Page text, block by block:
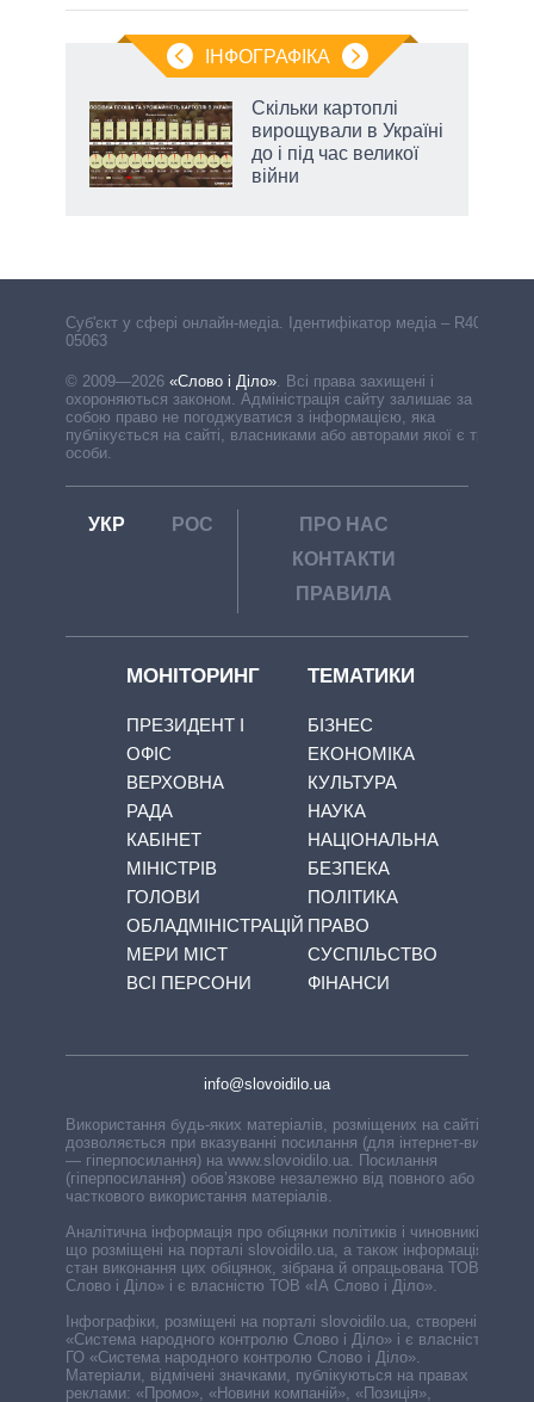
ІНФОГРАФІКА
Скільки картоплі
вирощували в Україні
до і під час великої
війни
Cуб'єкт у сфері онлайн-медіа. Ідентифікатор медіа – R40-
05063
© 2009—2026 «Слово і Діло». Всі права захищені і
охороняються законом. Адміністрація сайту залишає за
собою право не погоджуватися з інформацією, яка
публікується на сайті, власниками або авторами якої є треті
особи.
УКР РОС
ПРО НАС
КОНТАКТИ
ПРАВИЛА
МОНІТОРИНГ
ПРЕЗИДЕНТ І
ОФІС
ВЕРХОВНА
РАДА
КАБІНЕТ
МІНІСТРІВ
ГОЛОВИ
ОБЛАДМІНІСТРАЦІЙ
МЕРИ МІСТ
ВСІ ПЕРСОНИ
ТЕМАТИКИ
БІЗНЕС
ЕКОНОМІКА
КУЛЬТУРА
НАУКА
НАЦІОНАЛЬНА
БЕЗПЕКА
ПОЛІТИКА
ПРАВО
СУСПІЛЬСТВО
ФІНАНСИ
info@slovoidilo.ua
Використання будь-яких матеріалів, розміщених на сайті,
дозволяється при вказуванні посилання (для інтернет-видань
— гіперпосилання) на www.slovoidilo.ua. Посилання
(гіперпосилання) обов’язкове незалежно від повного або
часткового використання матеріалів.
Аналітична інформація про обіцянки політиків і чиновників,
що розміщені на порталі slovoidilo.ua, а також інформація про
стан виконання цих обіцянок, зібрана й опрацьована ТОВ «ІА
Слово і Діло» і є власністю ТОВ «ІА Слово і Діло».
Інфографіки, розміщені на порталі slovoidilo.ua, створені ГО
«Система народного контролю Слово і Діло» і є власністю
ГО «Система народного контролю Слово і Діло».
Матеріали, відмічені значками, публікуються на правах
реклами: «Промо», «Новини компаній», «Позиція»,